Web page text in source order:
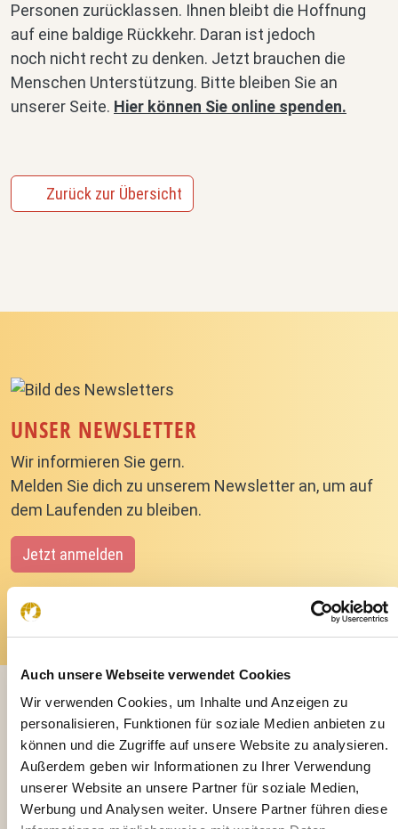
Auch unsere Webseite verwendet Cookies
Wir verwenden Cookies, um Inhalte und Anzeigen zu
personalisieren, Funktionen für soziale Medien anbieten zu
können und die Zugriffe auf unsere Website zu analysieren.
Außerdem geben wir Informationen zu Ihrer Verwendung
unserer Website an unsere Partner für soziale Medien,
Werbung und Analysen weiter. Unsere Partner führen diese
Personen zurücklassen. Ihnen bleibt die Hoffnung
auf eine baldige Rückkehr. Daran ist jedoch
noch nicht recht zu denken. Jetzt brauchen die
Menschen Unterstützung. Bitte bleiben Sie an
unserer Seite. Hier können Sie online spenden.
Zurück zur Übersicht
UNSER NEWSLETTER
Wir informieren Sie gern.
Melden Sie dich zu unserem Newsletter an, um auf
dem Laufenden zu bleiben.
Jetzt anmelden
BLEIBEN SIE AUF DEM LAUFENDEN